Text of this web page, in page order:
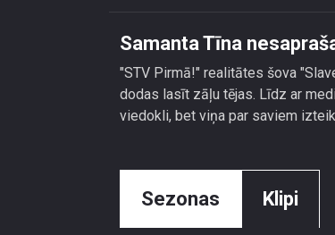
Samanta Tīna
"STV Pirmā!" realitātes šova
dodas lasīt zāļu tējas. Līdz ar
viedokli, bet viņa par saviem
Sezonas Klipi